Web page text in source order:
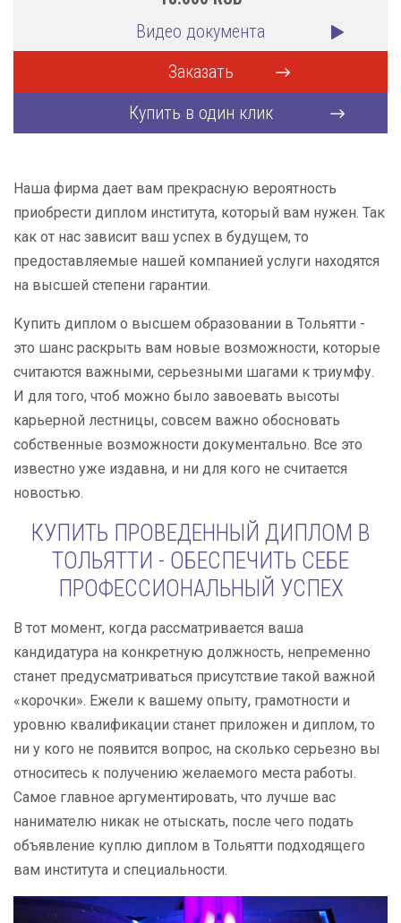
Видео документа
Заказать
Купить в один клик
Наша фирма дает вам прекрасную вероятность
приобрести диплом института, который вам нужен. Так
как от нас зависит ваш успех в будущем, то
предоставляемые нашей компанией услуги находятся
на высшей степени гарантии.
Купить диплом о высшем образовании в Тольятти -
это шанс раскрыть вам новые возможности, которые
считаются важными, серьезными шагами к триумфу.
И для того, чтоб можно было завоевать высоты
карьерной лестницы, совсем важно обосновать
собственные возможности документально. Все это
известно уже издавна, и ни для кого не считается
новостью.
КУПИТЬ ПРОВЕДЕННЫЙ ДИПЛОМ В
ТОЛЬЯТТИ - ОБЕСПЕЧИТЬ СЕБЕ
ПРОФЕССИОНАЛЬНЫЙ УСПЕХ
В тот момент, когда рассматривается ваша
кандидатура на конкретную должность, непременно
станет предусматриваться присутствие такой важной
«корочки». Ежели к вашему опыту, грамотности и
уровню квалификации станет приложен и диплом, то
ни у кого не появится вопрос, на сколько серьезно вы
относитесь к получению желаемого места работы.
Самое главное аргументировать, что лучше вас
нанимателю никак не отыскать, после чего подать
объявление куплю диплом в Тольятти подходящего
вам института и специальности.